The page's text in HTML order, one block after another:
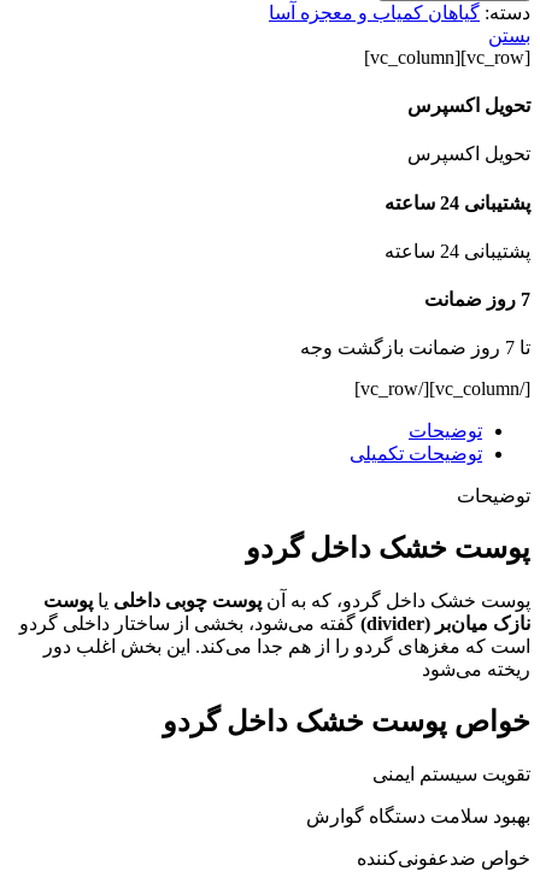
دسته: گیاهان کمیاب و معجزه آسا
بستن
[vc_row][vc_column]
تحویل اکسپرس
تحویل اکسپرس
پشتیبانی 24 ساعته
پشتیبانی 24 ساعته
7 روز ضمانت
تا 7 روز ضمانت بازگشت وجه
[/vc_column][/vc_row]
توضیحات
توضیحات تکمیلی
توضیحات
پوست خشک داخل گردو
پوست خشک داخل گردو، که به آن پوست چوبی داخلی یا پوست
نازک میان‌بر (divider)
گفته می‌شود، بخشی از ساختار داخلی گردو
است که مغزهای گردو را از هم جدا می‌کند. این بخش اغلب دور
ریخته می‌شود
خواص پوست خشک داخل گردو
تقویت سیستم ایمنی
بهبود سلامت دستگاه گوارش
خواص ضدعفونی‌کننده